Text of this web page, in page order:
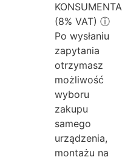
KONSUMENTA
(8% VAT) ⓘ
Po wysłaniu
zapytania
otrzymasz
możliwość
wyboru
zakupu
samego
urządzenia,
montażu na